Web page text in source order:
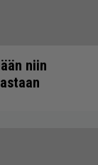
niin